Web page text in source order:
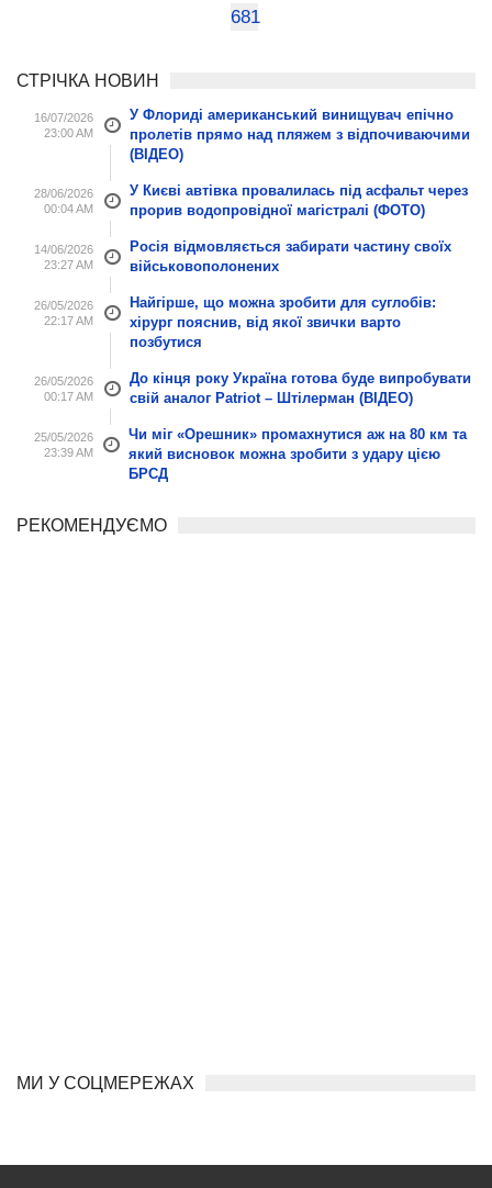
681
СТРІЧКА НОВИН
16/07/2026
23:00 AM
У Флориді американський винищувач епічно
пролетів прямо над пляжем з відпочиваючими
(ВІДЕО)
28/06/2026
00:04 AM
У Києві автівка провалилась під асфальт через
прорив водопровідної магістралі (ФОТО)
14/06/2026
23:27 AM
Росія відмовляється забирати частину своїх
військовополонених
26/05/2026
22:17 AM
Найгірше, що можна зробити для суглобів:
хірург пояснив, від якої звички варто
позбутися
26/05/2026
00:17 AM
До кінця року Україна готова буде випробувати
свій аналог Patriot – Штілерман (ВІДЕО)
25/05/2026
23:39 AM
Чи міг «Орешник» промахнутися аж на 80 км та
який висновок можна зробити з удару цією
БРСД
РЕКОМЕНДУЄМО
МИ У СОЦМЕРЕЖАХ